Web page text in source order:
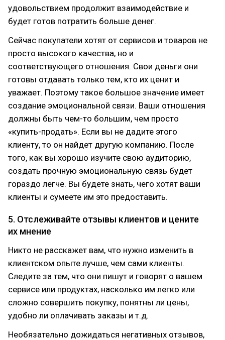
удовольствием продолжит взаимодействие и
будет готов потратить больше денег.
Сейчас покупатели хотят от сервисов и товаров не
просто высокого качества, но и
соответствующего отношения. Свои деньги они
готовы отдавать только тем, кто их ценит и
уважает. Поэтому такое большое значение имеет
создание эмоциональной связи. Ваши отношения
должны быть чем-то большим, чем просто
«купить-продать». Если вы не дадите этого
клиенту, то он найдет другую компанию. После
того, как вы хорошо изучите свою аудиторию,
создать прочную эмоциональную связь будет
гораздо легче. Вы будете знать, чего хотят ваши
клиенты и сумеете им это предоставить.
5. Отслеживайте отзывы клиентов и цените
их мнение
Никто не расскажет вам, что нужно изменить в
клиентском опыте лучше, чем сами клиенты.
Следите за тем, что они пишут и говорят о вашем
сервисе или продуктах, насколько им легко или
сложно совершить покупку, понятны ли цены,
удобно ли оплачивать заказы и т.д.
Необязательно дожидаться негативных отзывов,